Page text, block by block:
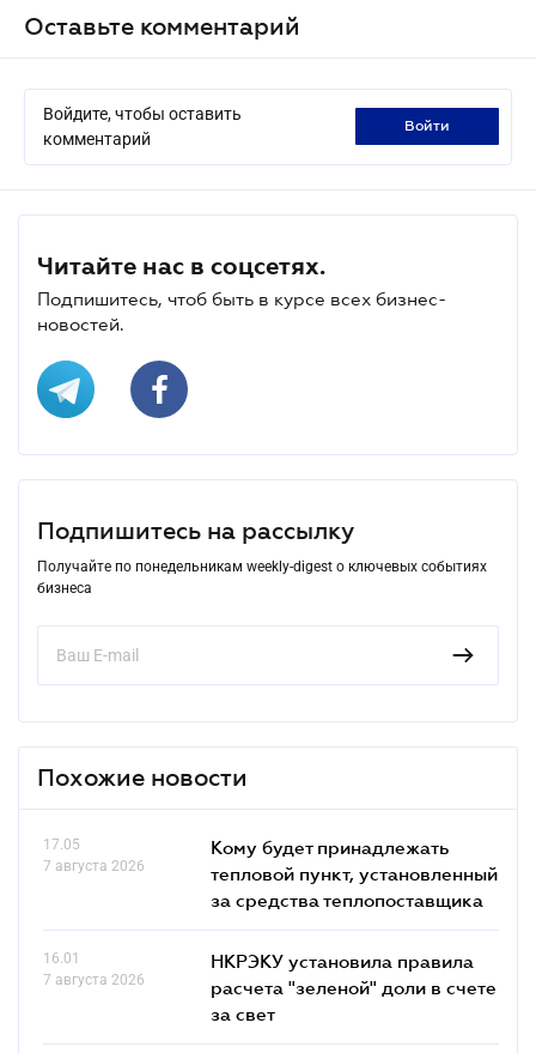
Оставьте комментарий
Войдите, чтобы оставить
комментарий
войти
Читайте нас в соцсетях.
Подпишитесь, чтоб быть в курсе всех бизнес-
новостей.
Подпишитесь на рассылку
Получайте по понедельникам weekly-digest о ключевых событиях
бизнеса
Похожие новости
17.05
7 августа 2026
Кому будет принадлежать
тепловой пункт, установленный
за средства теплопоставщика
16.01
7 августа 2026
НКРЭКУ установила правила
расчета "зеленой" доли в счете
за свет